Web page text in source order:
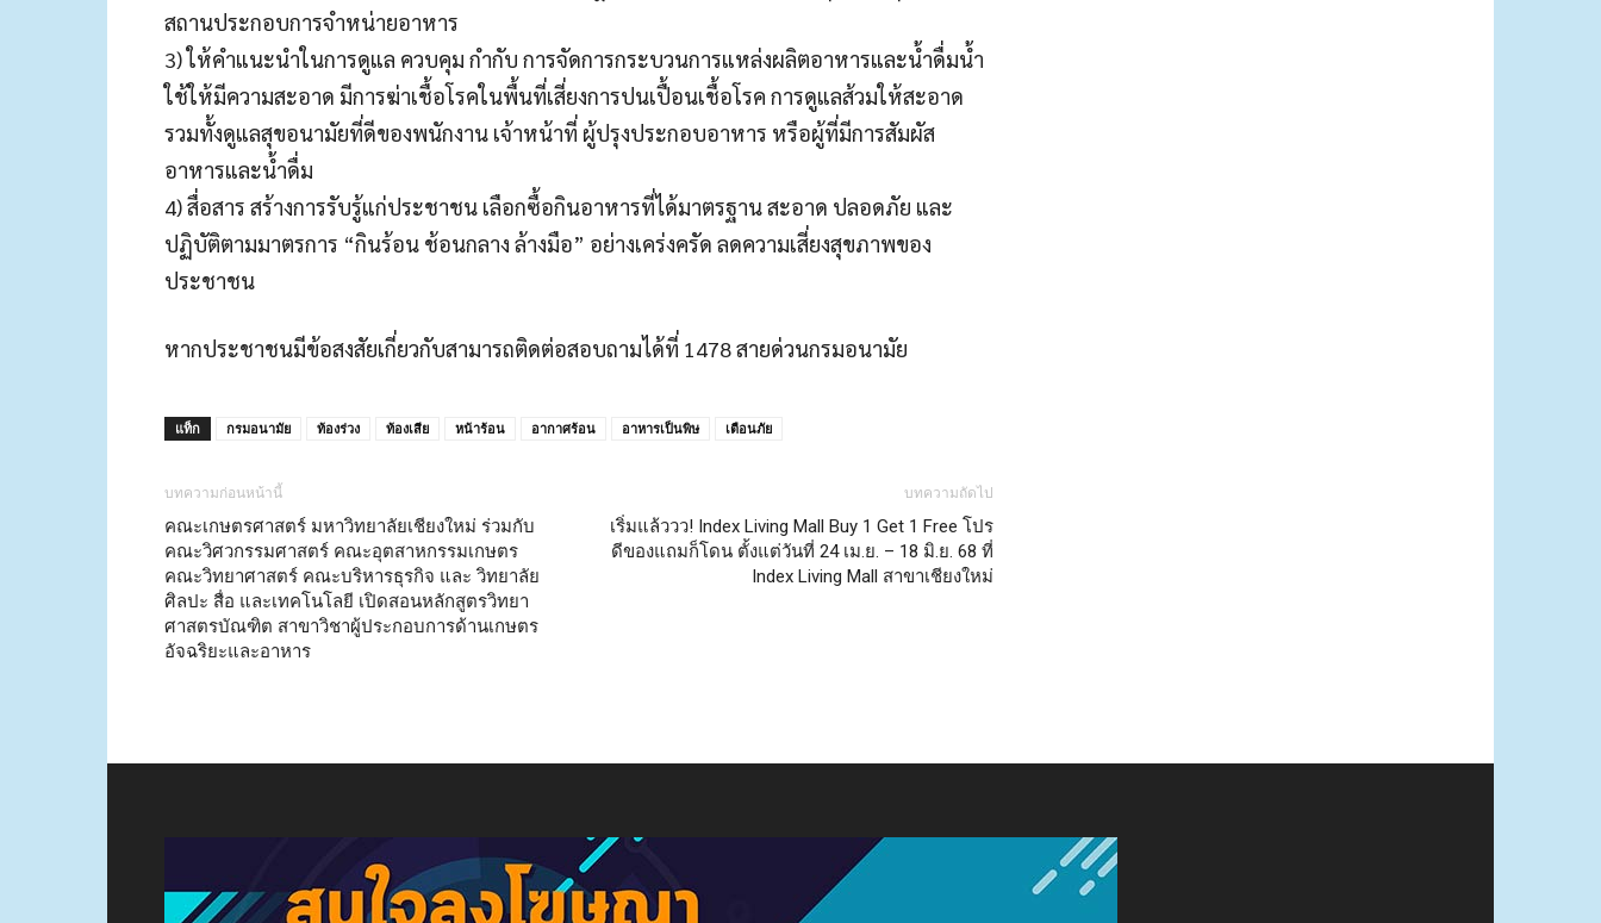
สถานประกอบการจำหน่ายอาหาร
3) ให้คำแนะนำในการดูแล ควบคุม กำกับ การจัดการกระบวนการแหล่งผลิตอาหารและน้ำดื่มน้ำ
ใช้ให้มีความสะอาด มีการฆ่าเชื้อโรคในพื้นที่เสี่ยงการปนเปื้อนเชื้อโรค การดูแลส้วมให้สะอาด
รวมทั้งดูแลสุขอนามัยที่ดีของพนักงาน เจ้าหน้าที่ ผู้ปรุงประกอบอาหาร หรือผู้ที่มีการสัมผัส
อาหารและน้ำดื่ม
4) สื่อสาร สร้างการรับรู้แก่ประชาชน เลือกซื้อกินอาหารที่ได้มาตรฐาน สะอาด ปลอดภัย และ
ปฏิบัติตามมาตรการ “กินร้อน ช้อนกลาง ล้างมือ” อย่างเคร่งครัด ลดความเสี่ยงสุขภาพของ
ประชาชน
หากประชาชนมีข้อสงสัยเกี่ยวกับสามารถติดต่อสอบถามได้ที่ 1478 สายด่วนกรมอนามัย
แท็ก กรมอนามัย ท้องร่วง ท้องเสีย หน้าร้อน อากาศร้อน อาหารเป็นพิษ เตือนภัย
บทความก่อนหน้านี้
คณะเกษตรศาสตร์ มหาวิทยาลัยเชียงใหม่ ร่วมกับ
คณะวิศวกรรมศาสตร์ คณะอุตสาหกรรมเกษตร
คณะวิทยาศาสตร์ คณะบริหารธุรกิจ และ วิทยาลัย
ศิลปะ สื่อ และเทคโนโลยี เปิดสอนหลักสูตรวิทยา
ศาสตรบัณฑิต สาขาวิชาผู้ประกอบการด้านเกษตร
อัจฉริยะและอาหาร
บทความถัดไป
เริ่มแล้ววว! Index Living Mall Buy 1 Get 1 Free โปร
ดีของแถมก็โดน ตั้งแต่วันที่ 24 เม.ย. – 18 มิ.ย. 68 ที่
Index Living Mall สาขาเชียงใหม่